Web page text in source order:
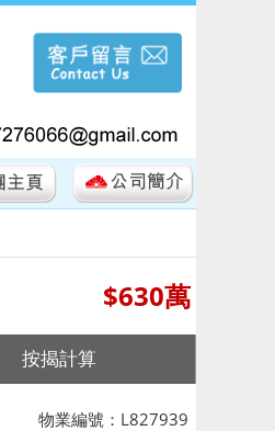
$630萬
按揭計算
物業編號：L827939